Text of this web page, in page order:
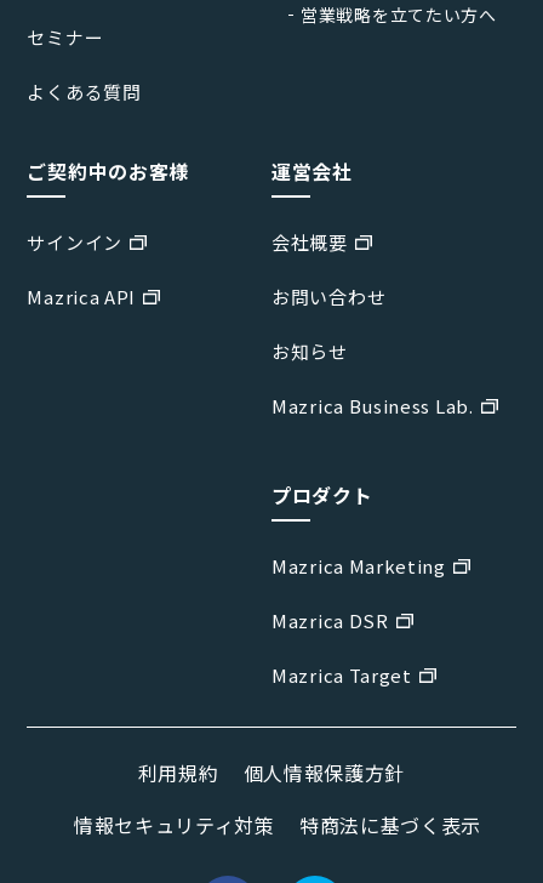
セミナー
よくある質問
営業戦略を立てたい方へ
ご契約中のお客様
サインイン
Mazrica API
運営会社
会社概要
お問い合わせ
お知らせ
Mazrica Business Lab.
プロダクト
Mazrica Marketing
Mazrica DSR
Mazrica Target
利用規約
個人情報保護方針
情報セキュリティ対策
特商法に基づく表示